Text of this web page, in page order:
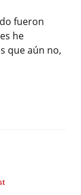
fueron
he
que aún no,